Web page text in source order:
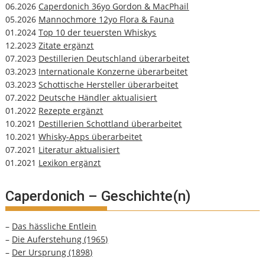
06.2026 Caperdonich 36yo Gordon & MacPhail
05.2026 Mannochmore 12yo Flora & Fauna
01.2024Top 10 der teuersten Whiskys
12.2023Zitate ergänzt
07.2023 Destillerien Deutschland überarbeitet
03.2023 Internationale Konzerne überarbeitet
03.2023Schottische Hersteller überarbeitet
07.2022 Deutsche Händler aktualisiert
01.2022 Rezepte ergänzt
10.2021 Destillerien Schottland überarbeitet
10.2021Whisky-Apps überarbeitet
07.2021 Literatur aktualisiert
01.2021 Lexikon ergänzt
Caperdonich – Geschichte(n)
– Das hässliche Entlein
– Die Auferstehung (1965)
– Der Ursprung (1898)